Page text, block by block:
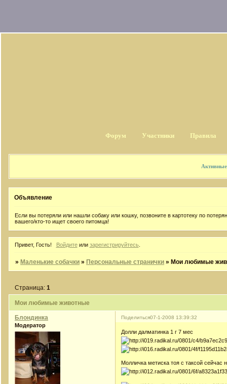
Форум Участники Правила
Объявление
Если вы потеряли или нашли собаку или кошку, позвоните в картотеку по
вашего/кто-то ищет своего питомца!
Привет, Гость! Войдитеили зарегистрируйтесь
» Маленькие собачки » Персональные странички » Мои любимые
Мои любимые животные
Страница:1
Поделиться07-1-2008 13:39:32
Блондинка
Модератор
Долли далматинка 1 г 7 мес
Молличка метиска тоя с таксой сейчас